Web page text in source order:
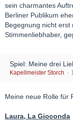
sein charmantes
Berliner Publikum
Begegnung nicht erst
Stimmenliebhaber,
Spiel: Meine drei
Kapellmeister Storch
Meine neue Rolle für
Laura, La Gioconda